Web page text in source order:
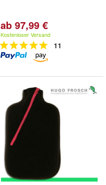
ab 97,99 €
Kostenloser Versand
11